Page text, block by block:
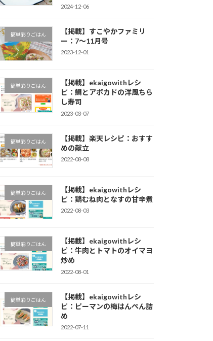
2024-12-06
簡単彩りごはん
【掲載】すこやかファミリ
ー：7～11月号
2023-12-01
簡単彩りごはん
【掲載】ekaigowithレシ
ピ：鯛とアボカドの洋風ちら
し寿司
2023-03-07
簡単彩りごはん
【掲載】楽天レシピ：おすす
めの献立
2022-08-08
簡単彩りごはん
【掲載】ekaigowithレシ
ピ：鶏むね肉となすの甘辛煮
2022-08-03
簡単彩りごはん
【掲載】ekaigowithレシ
ピ：牛肉とトマトのオイマヨ
炒め
2022-08-01
簡単彩りごはん
【掲載】ekaigowithレシ
ピ：ピーマンの梅はんぺん詰
め
2022-07-11